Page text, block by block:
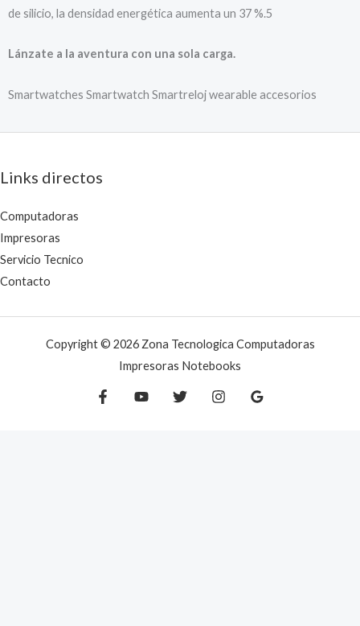
de silicio, la densidad energética aumenta un 37 %.5
Lánzate a la aventura con una sola carga.
Smartwatches Smartwatch Smartreloj wearable accesorios
Links directos
Computadoras
Impresoras
Servicio Tecnico
Contacto
Copyright © 2026 Zona Tecnologica Computadoras
Impresoras Notebooks